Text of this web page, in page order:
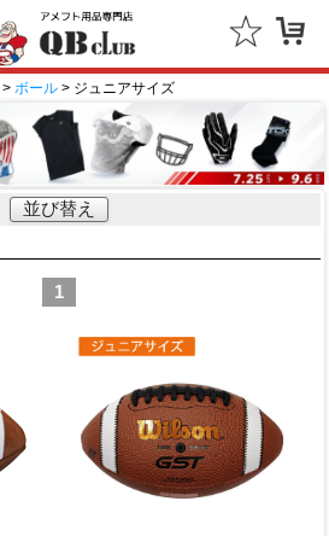
> ボール > ジュニアサイズ
並び替え
1